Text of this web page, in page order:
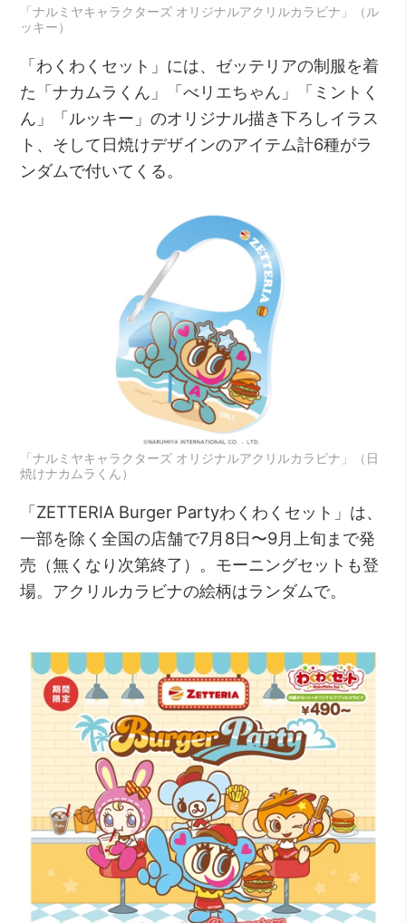
「ナルミヤキャラクターズ オリジナルアクリルカラビナ」（ル
ッキー）
「わくわくセット」には、ゼッテリアの制服を着
た「ナカムラくん」「べリエちゃん」「ミントく
ん」「ルッキー」のオリジナル描き下ろしイラス
ト、そして日焼けデザインのアイテム計6種がラ
ンダムで付いてくる。
「ナルミヤキャラクターズ オリジナルアクリルカラビナ」（日
焼けナカムラくん）
「ZETTERIA Burger Partyわくわくセット」は、
一部を除く全国の店舗で7月8日〜9月上旬まで発
売（無くなり次第終了）。モーニングセットも登
場。アクリルカラビナの絵柄はランダムで。